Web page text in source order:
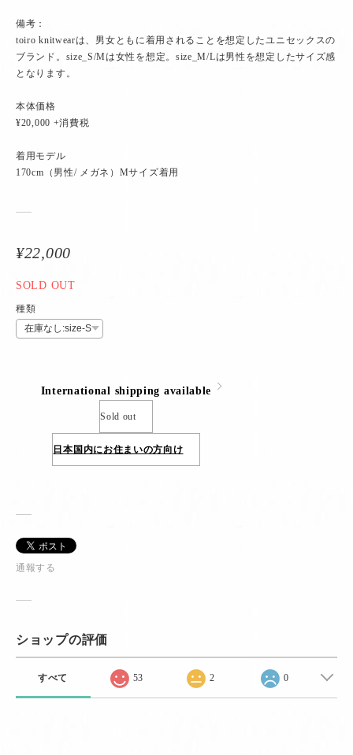
備考：
toiro knitwearは、男女ともに着用されることを想定したユニセックスの
ブランド。size_S/Mは女性を想定。size_M/Lは男性を想定したサイズ感
となります。
本体価格
¥20,000 +消費税
着用モデル
170cm（男性/ メガネ）Mサイズ着用
¥22,000
SOLD OUT
種類
International shipping available
Sold out
日本国内にお住まいの方向け
通報する
ショップの評価
すべて 53 2 0